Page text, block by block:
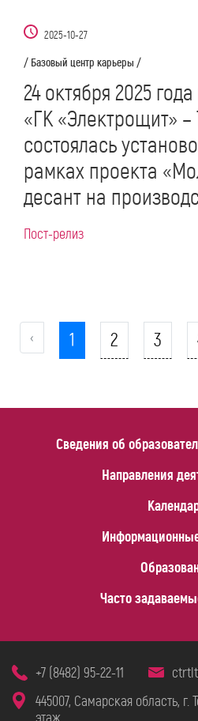
2025-10-27
/ Базовый центр карьеры /
24 октября 2025
«ГК «Электрощит»
состоялась
рамках проекта
десант на
Пост-релиз
‹ 1 2 3
Сведения об
Часто
+7 (8482) 95-22-11
445007, Самарская область, г.